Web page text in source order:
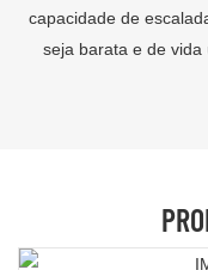
capacidade de
seja barata e de